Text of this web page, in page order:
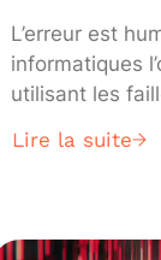
L’erreur est
informatiques
utilisant les
systèmes
s’en prémunir
Lire la suite